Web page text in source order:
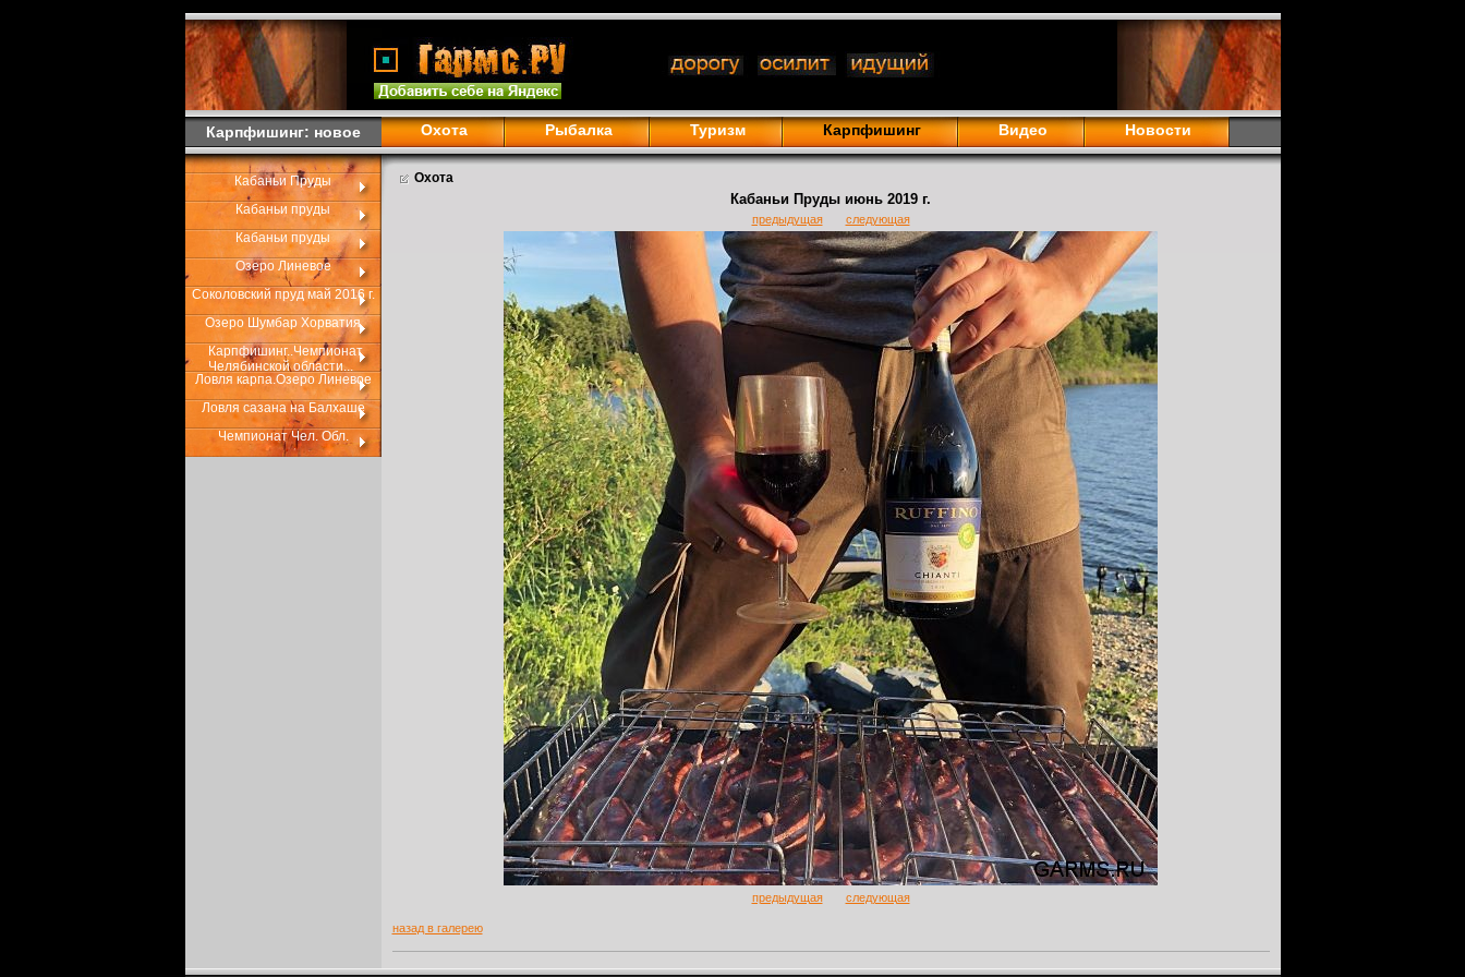
Карпфишинг: новое Охота Рыбалка Туризм Карпфишинг Видео Новости
Кабаньи Пруды
Кабаньи пруды
Кабаньи пруды
Озеро Линевое
Соколовский пруд май 2016 г.
Озеро Шумбар Хорватия
Карпфишинг..Чемпионат
Челябинской области...
Ловля карпа.Озеро Линевое
Ловля сазана на Балхаше
Чемпионат Чел. Обл.
Охота
Кабаньи Пруды июнь 2019 г.
предыдущая следующая
предыдущая следующая
назад в галерею